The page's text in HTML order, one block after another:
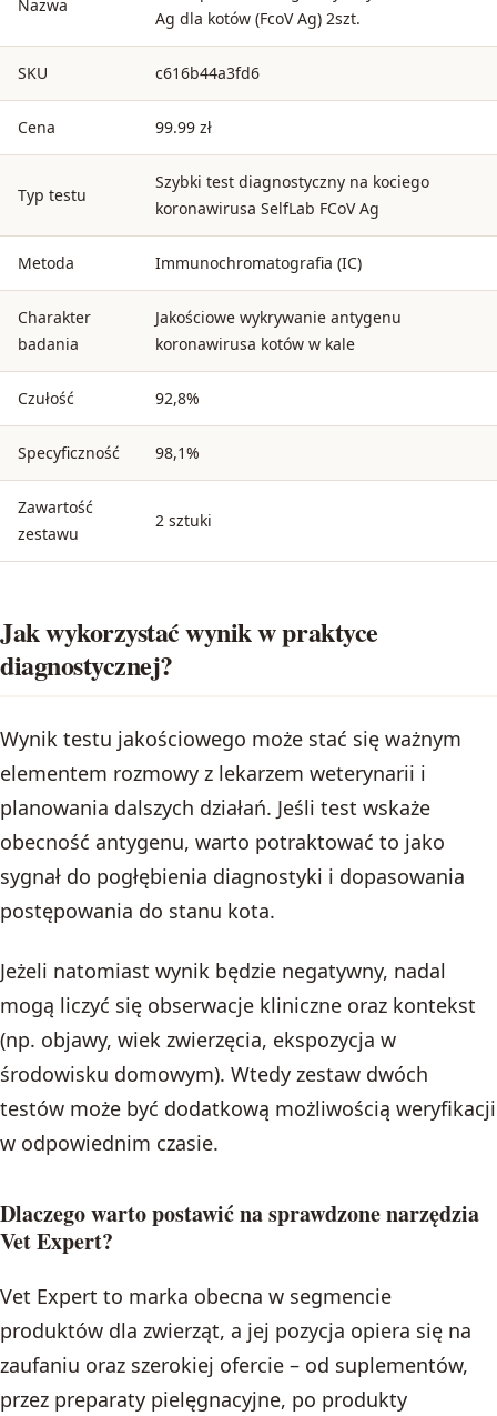
Nazwa
Ag dla kotów (FcoV Ag) 2szt.
SKU c616b44a3fd6
Cena 99.99 zł
Typ testu
Szybki test diagnostyczny na kociego
koronawirusa SelfLab FCoV Ag
Metoda Immunochromatografia (IC)
Charakter
badania
Jakościowe wykrywanie antygenu
koronawirusa kotów w kale
Czułość 92,8%
Specyficzność 98,1%
Zawartość
zestawu
2 sztuki
Jak wykorzystać wynik w praktyce
diagnostycznej?
Wynik testu jakościowego może stać się ważnym
elementem rozmowy z lekarzem weterynarii i
planowania dalszych działań. Jeśli test wskaże
obecność antygenu, warto potraktować to jako
sygnał do pogłębienia diagnostyki i dopasowania
postępowania do stanu kota.
Jeżeli natomiast wynik będzie negatywny, nadal
mogą liczyć się obserwacje kliniczne oraz kontekst
(np. objawy, wiek zwierzęcia, ekspozycja w
środowisku domowym). Wtedy zestaw dwóch
testów może być dodatkową możliwością weryfikacji
w odpowiednim czasie.
Dlaczego warto postawić na sprawdzone narzędzia
Vet Expert?
Vet Expert to marka obecna w segmencie
produktów dla zwierząt, a jej pozycja opiera się na
zaufaniu oraz szerokiej ofercie – od suplementów,
przez preparaty pielęgnacyjne, po produkty